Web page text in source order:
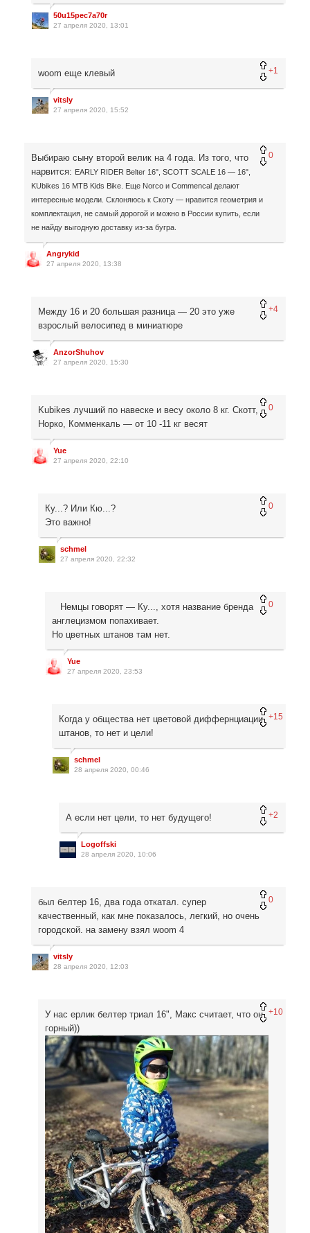
50u15pec7a70r
27 апреля 2020, 13:01
+1
woom еще клевый
vitsly
27 апреля 2020, 15:52
0
Выбираю сыну второй велик на 4 года. Из того, что
нарвится: EARLY RIDER Belter 16", SCOTT SCALE 16 — 16",
KUbikes 16 MTB Kids Bike. Еще Norco и Commencal делают
интересные модели. Склоняюсь к Скоту — нравится геометрия и
комплектация, не самый дорогой и можно в России купить, если
не найду выгодную доставку из-за бугра.
Angrykid
27 апреля 2020, 13:38
+4
Между 16 и 20 большая разница — 20 это уже
взрослый велосипед в миниатюре
AnzorShuhov
27 апреля 2020, 15:30
0
Kubikes лучший по навеске и весу около 8 кг. Скотт,
Норко, Комменкаль — от 10 -11 кг весят
Yue
27 апреля 2020, 22:10
0
Ку...? Или Кю...?
Это важно!
schmel
27 апреля 2020, 22:32
0
Немцы говорят — Ку..., хотя название бренда
англецизмом попахивает.
Но цветных штанов там нет.
Yue
27 апреля 2020, 23:53
+15
Когда у общества нет цветовой диффернциации
штанов, то нет и цели!
schmel
28 апреля 2020, 00:46
+2
А если нет цели, то нет будущего!
Logoffski
28 апреля 2020, 10:06
0
был белтер 16, два года откатал. супер
качественный, как мне показалось, легкий, но очень
городской. на замену взял woom 4
vitsly
28 апреля 2020, 12:03
+10
У нас ерлик белтер триал 16", Макс считает, что он
горный))